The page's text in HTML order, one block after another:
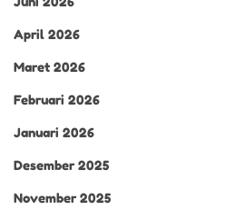
April 2026
Maret 2026
Februari 2026
Januari 2026
Desember 2025
November 2025